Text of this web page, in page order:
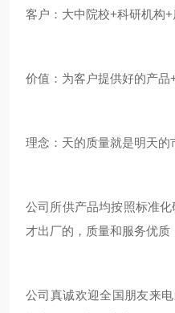
客户：大中院校+科研机构
价值：为客户提供好的产品
理念：天的质量就是明天的
公司所供产品均按照标准
才出厂的，质量和服务优质
公司真诚欢迎全国朋友来